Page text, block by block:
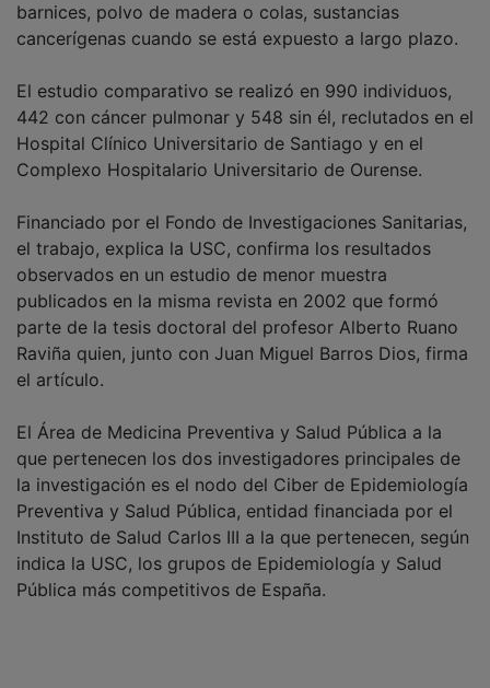
barnices, polvo de madera o colas, sustancias
cancerígenas cuando se está expuesto a largo plazo.
El estudio comparativo se realizó en 990 individuos,
442 con cáncer pulmonar y 548 sin él, reclutados en el
Hospital Clínico Universitario de Santiago y en el
Complexo Hospitalario Universitario de Ourense.
Financiado por el Fondo de Investigaciones Sanitarias,
el trabajo, explica la USC, confirma los resultados
observados en un estudio de menor muestra
publicados en la misma revista en 2002 que formó
parte de la tesis doctoral del profesor Alberto Ruano
Raviña quien, junto con Juan Miguel Barros Dios, firma
el artículo.
El Área de Medicina Preventiva y Salud Pública a la
que pertenecen los dos investigadores principales de
la investigación es el nodo del Ciber de Epidemiología
Preventiva y Salud Pública, entidad financiada por el
Instituto de Salud Carlos III a la que pertenecen, según
indica la USC, los grupos de Epidemiología y Salud
Pública más competitivos de España.